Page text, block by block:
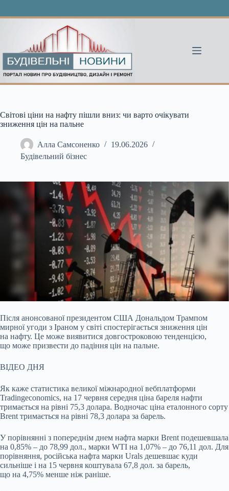
Світові ціни на нафту пішли вниз: чи варто очікувати
зниження цін на пальне
Алла Самсоненко
19.06.2026
Будівельний бізнес
Після анонсованої президентом США Дональдом Трампом
мирної угоди з Іраном у світі спостерігається зниження цін
на нафту. Це може виявитися довгостроковою тенденцією,
що може призвести до падіння цін на пальне.
ВІДЕО ДНЯ
Як каже статистика великої міжнародної вебплатформи
Tradingeconomics, на 17 червня середня ціна бареля нафти
тримається на рівні 75,3 долара. Водночас ціна еталонного сорту
Brent тримається на рівні 78,3 долара за барель.
У порівнянні з попереднім днем нафта марки Brent подешевшала
на 0,85% – до 78,99 дол., марки WTI на 1,07% – до 76,11 дол. Для
порівняння, російська нафта марки Urals дешевшає куди
сильніше і на 15 червня коштувала 67,8 дол. за барель,
що на 4,75% менше ніж раніше.